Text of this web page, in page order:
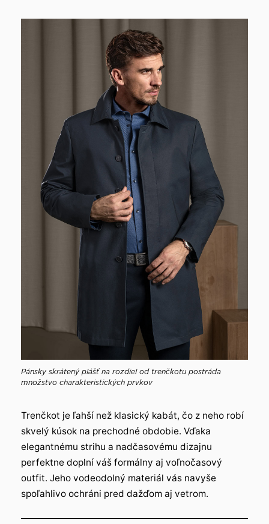
Pánsky skrátený plášť na rozdiel od trenčkotu postráda
množstvo charakteristických prvkov
Trenčkot je ľahší než klasický kabát, čo z neho robí
skvelý kúsok na prechodné obdobie. Vďaka
elegantnému strihu a nadčasovému dizajnu
perfektne doplní váš formálny aj voľnočasový
outfit. Jeho vodeodolný materiál vás navyše
spoľahlivo ochráni pred dažďom aj vetrom.